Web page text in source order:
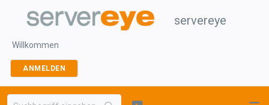
servereye
Willkommen
ANMELDEN